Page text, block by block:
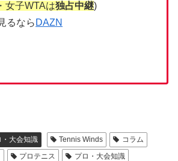
女子WTAは独占中継)
るなら DAZN
・大会知識 Tennis Winds
コラム
プロテニス プロ・大会知識